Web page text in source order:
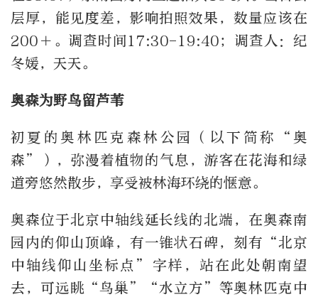
层厚，能见度差，影响拍照效果，数量应该在
200＋。调查时间17:30-19:40；调查人：纪
冬媛，天天。
奥森为野鸟留芦苇
初夏的奥林匹克森林公园（以下简称“奥
森”），弥漫着植物的气息，游客在花海和绿
道旁悠然散步，享受被林海环绕的惬意。
奥森位于北京中轴线延长线的北端，在奥森南
园内的仰山顶峰，有一锥状石碑，刻有“北京
中轴线仰山坐标点”字样，站在此处朝南望
去，可远眺“鸟巢”“水立方”等奥林匹克中